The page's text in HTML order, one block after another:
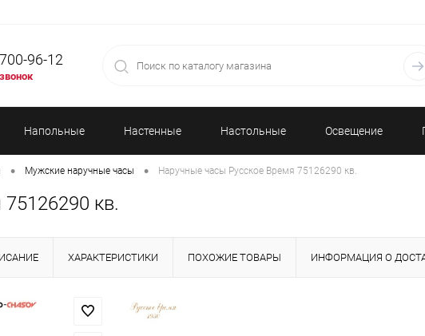
96-12
Напольные
часы
Настенные Настольные
часы
Освещение
• Мужские наручные часы • Наручные часы Русское Время 75126290 кв.
кв.
ХАРАКТЕРИСТИКИ ПОХОЖИЕ ТОВАРЫ ИНФОРМАЦИЯ О